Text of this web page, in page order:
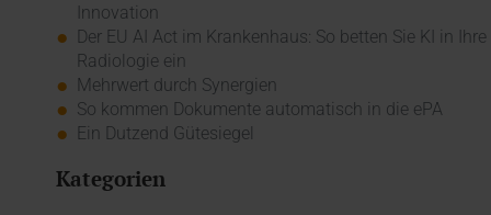
Innovation
Der EU AI Act im Krankenhaus: So betten Sie KI in Ihre
Radiologie ein
Mehrwert durch Synergien
So kommen Dokumente automatisch in die ePA
Ein Dutzend Gütesiegel
Kategorien